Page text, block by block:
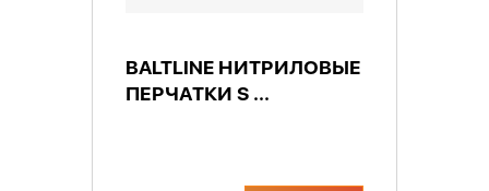
BALTLINE НИТРИЛОВЫЕ
ПЕРЧАТКИ S ...